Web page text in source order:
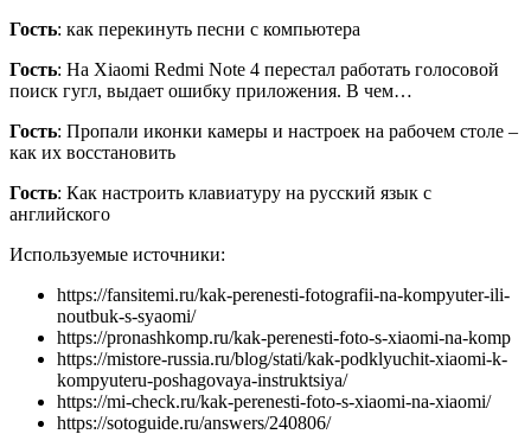
Гость: как перекинуть песни с компьютера
Гость: На Xiaomi Redmi Note 4 перестал работать голосовой
поиск гугл, выдает ошибку приложения. В чем…
Гость: Пропали иконки камеры и настроек на рабочем столе –
как их восстановить
Гость: Как настроить клавиатуру на русский язык с
английского
Используемые источники:
https://fansitemi.ru/kak-perenesti-fotografii-na-kompyuter-ili-
noutbuk-s-syaomi/
https://pronashkomp.ru/kak-perenesti-foto-s-xiaomi-na-komp
https://mistore-russia.ru/blog/stati/kak-podklyuchit-xiaomi-k-
kompyuteru-poshagovaya-instruktsiya/
https://mi-check.ru/kak-perenesti-foto-s-xiaomi-na-xiaomi/
https://sotoguide.ru/answers/240806/